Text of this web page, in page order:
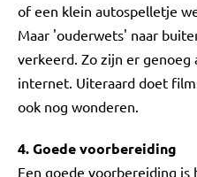
of een klein autospelletje
Maar 'ouderwets' naar
verkeerd. Zo zijn er
internet. Uiteraard doet
ook nog wonderen.
4. Goede voorbereiding
Een goede voorbereiding